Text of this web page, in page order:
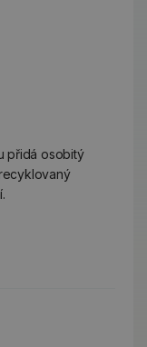
přidá osobitý